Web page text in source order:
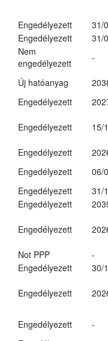
Engedélyezett
31/
Engedélyezett
31/
Nem
engedélyezett
-
Új hatóanyag
Engedélyezett
Engedélyezett 15/
Engedélyezett
Engedélyezett
06/
Engedélyezett
31/
Engedélyezett
Engedélyezett
Not PPP
-
Engedélyezett
30/
Engedélyezett
Engedélyezett
-